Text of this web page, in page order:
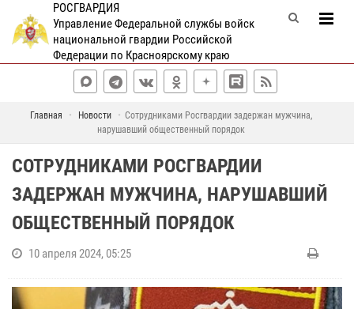
РОСГВАРДИЯ
Управление Федеральной службы войск
национальной гвардии Российской
Федерации по Красноярскому краю
Главная Новости
Сотрудниками Росгвардии задержан мужчина,
нарушавший общественный порядок
СОТРУДНИКАМИ РОСГВАРДИИ
ЗАДЕРЖАН МУЖЧИНА, НАРУШАВШИЙ
ОБЩЕСТВЕННЫЙ ПОРЯДОК
10 апреля 2024, 05:25